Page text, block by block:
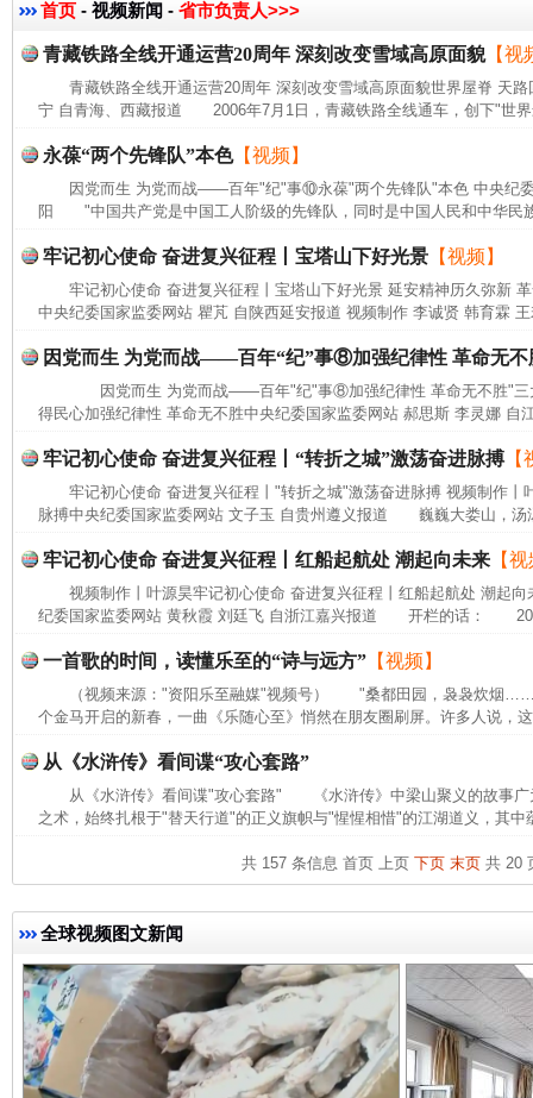
首页 - 视频新闻 - 省市负责人>>>
青藏铁路全线开通运营20周年 深刻改变雪域高原面貌【视
青藏铁路全线开通运营20周年 深刻改变雪域高原面貌世界屋脊 天
宁 自青海、西藏报道 2006年7月1日，青藏铁路全线通车，创下"世界
永葆“两个先锋队”本色【视频】
因党而生 为党而战——百年"纪"事⑩永葆"两个先锋队"本色 中央纪
阳 "中国共产党是中国工人阶级的先锋队，同时是中国人民和中华民
牢记初心使命 奋进复兴征程丨宝塔山下好光景 【视频】
牢记初心使命 奋进复兴征程丨宝塔山下好光景 延安精神历久弥新
中央纪委国家监委网站 瞿芃 自陕西延安报道 视频制作 李诚贤 韩育霖
因党而生 为党而战——百年“纪”事⑧加强纪律性 革命无不
因党而生 为党而战——百年"纪"事⑧加强纪律性 革命无不胜"三
得民心加强纪律性 革命无不胜中央纪委国家监委网站 郝思斯 李灵娜 自
牢记初心使命 奋进复兴征程丨“转折之城”激荡奋进脉搏【
牢记初心使命 奋进复兴征程丨"转折之城"激荡奋进脉搏 视频制作丨
脉搏中央纪委国家监委网站 文子玉 自贵州遵义报道 巍巍大娄山，汤
牢记初心使命 奋进复兴征程丨红船起航处 潮起向未来 【
视频制作丨叶源昊牢记初心使命 奋进复兴征程丨红船起航处 潮起
纪委国家监委网站 黄秋霞 刘廷飞 自浙江嘉兴报道 开栏的话：
一首歌的时间，读懂乐至的“诗与远方” 【视频】
（视频来源："资阳乐至融媒"视频号） "桑都田园，袅袅炊烟
个金马开启的新春，一曲《乐随心至》悄然在朋友圈刷屏。许多人说，
从《水浒传》看间谍“攻心套路”
从《水浒传》看间谍"攻心套路" 《水浒传》中梁山聚义的故事广
之术，始终扎根于"替天行道"的正义旗帜与"惺惺相惜"的江湖道义，其中
共 157 条信息 首页 上页 下页 末页共 20
全球视频图文新闻
完善运行机制助力责任有效落实